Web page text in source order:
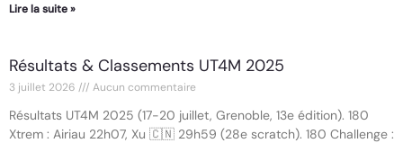
Lire la suite »
Résultats & Classements UT4M 2025
3 juillet 2026 Aucun commentaire
Résultats UT4M 2025 (17-20 juillet, Grenoble, 13e édition). 180
Xtrem : Airiau 22h07, Xu 🇨🇳 29h59 (28e scratch). 180 Challenge :